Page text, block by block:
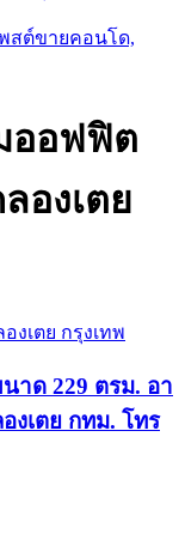
สต์ขายคอนโด,
ออฟฟิต
องเตย
งเตย กรุงเทพ
าด 229 ตรม. อา
งเตย กทม. โทร